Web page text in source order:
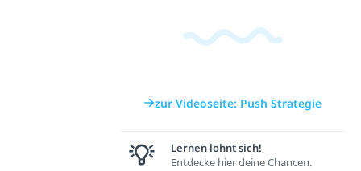
zur Videoseite: Push Strategie
Lernen lohnt sich!
Entdecke hier deine Chancen.